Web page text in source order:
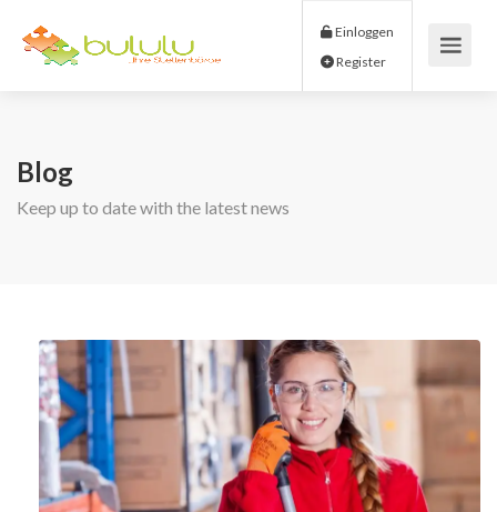
Einloggen
Blog
Keep up to date with the latest news